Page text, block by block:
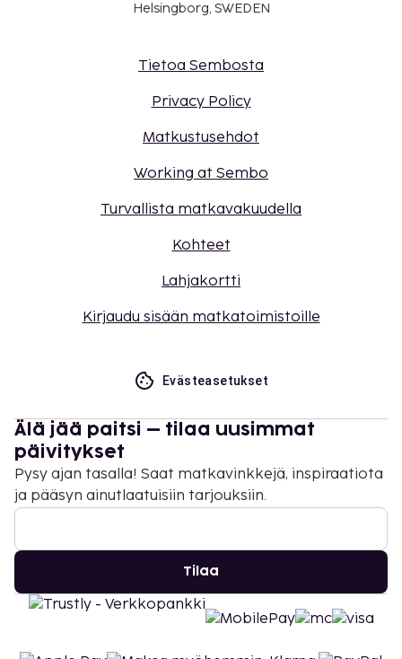
Helsingborg, SWEDEN
Tietoa Sembosta
Privacy Policy
Matkustusehdot
Working at Sembo
Turvallista matkavakuudella
Kohteet
Lahjakortti
Kirjaudu sisään matkatoimistoille
Evästeasetukset
Älä jää paitsi – tilaa uusimmat
päivitykset
Pysy ajan tasalla! Saat matkavinkkejä, inspiraatiota
ja pääsyn ainutlaatuisiin tarjouksiin.
Tilaa